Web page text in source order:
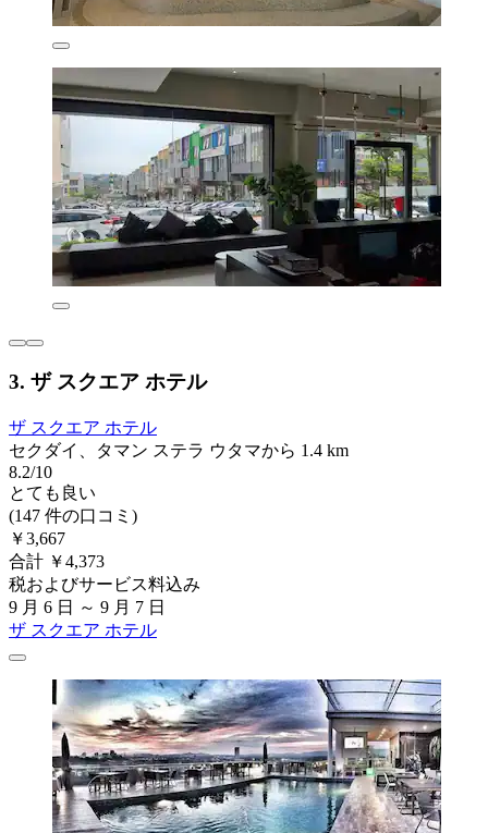
3. ザ スクエア ホテル
ザ スクエア ホテル
セクダイ、タマン ステラ ウタマから 1.4 km
8.2/10
とても良い
(147 件の口コミ)
￥3,667
合計 ￥4,373
税およびサービス料込み
9 月 6 日 ～ 9 月 7 日
ザ スクエア ホテル